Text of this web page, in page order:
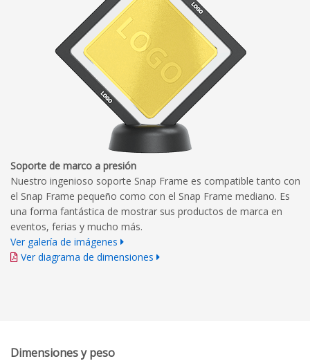
Soporte de marco a presión
Nuestro ingenioso soporte Snap Frame es compatible tanto con
el Snap Frame pequeño como con el Snap Frame mediano. Es
una forma fantástica de mostrar sus productos de marca en
eventos, ferias y mucho más.
Ver galería de imágenes
Ver diagrama de dimensiones
Dimensiones y peso